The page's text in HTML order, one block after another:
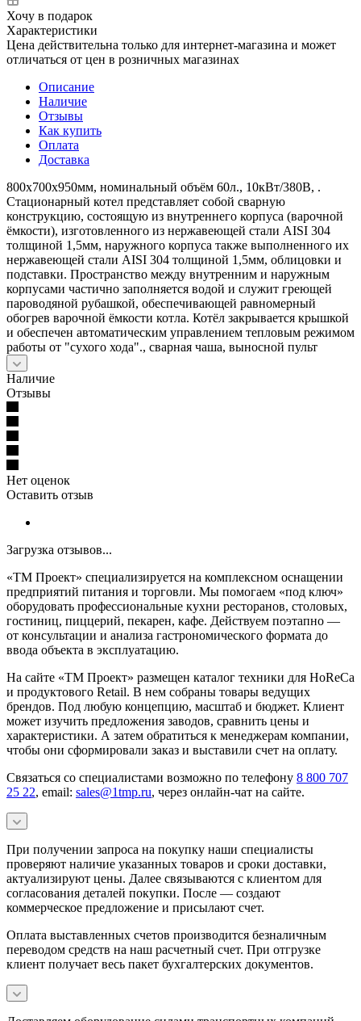
Хочу в подарок
Характеристики
Цена действительна только для интернет-магазина и может
отличаться от цен в розничных магазинах
Описание
Наличие
Отзывы
Как купить
Оплата
Доставка
800х700х950мм, номинальный объём 60л., 10кВт/380В, .
Стационарный котел представляет собой сварную
конструкцию, состоящую из внутреннего корпуса (варочной
ёмкости), изготовленного из нержавеющей стали AISI 304
толщиной 1,5мм, наружного корпуса также выполненного их
нержавеющей стали AISI 304 толщиной 1,5мм, облицовки и
подставки. Пространство между внутренним и наружным
корпусами частично заполняется водой и служит греющей
пароводяной рубашкой, обеспечивающей равномерный
обогрев варочной ёмкости котла. Котёл закрывается крышкой
и обеспечен автоматическим управлением тепловым режимом
работы от "сухого хода"., сварная чаша, выносной пульт
Наличие
Отзывы
Нет оценок
Оставить отзыв
Загрузка отзывов...
«ТМ Проект» специализируется на комплексном оснащении
предприятий питания и торговли. Мы помогаем «под ключ»
оборудовать профессиональные кухни ресторанов, столовых,
гостиниц, пиццерий, пекарен, кафе. Действуем поэтапно —
от консультации и анализа гастрономического формата до
ввода объекта в эксплуатацию.
На сайте «ТМ Проект» размещен каталог техники для HoReCa
и продуктового Retail. В нем собраны товары ведущих
брендов. Под любую концепцию, масштаб и бюджет. Клиент
может изучить предложения заводов, сравнить цены и
характеристики. А затем обратиться к менеджерам компании,
чтобы они сформировали заказ и выставили счет на оплату.
Связаться со специалистами возможно по телефону 8 800 707
25 22, email: sales@1tmp.ru, через онлайн-чат на сайте.
При получении запроса на покупку наши специалисты
проверяют наличие указанных товаров и сроки доставки,
актуализируют цены. Далее связываются с клиентом для
согласования деталей покупки. После — создают
коммерческое предложение и присылают счет.
Оплата выставленных счетов производится безналичным
переводом средств на наш расчетный счет. При отгрузке
клиент получает весь пакет бухгалтерских документов.